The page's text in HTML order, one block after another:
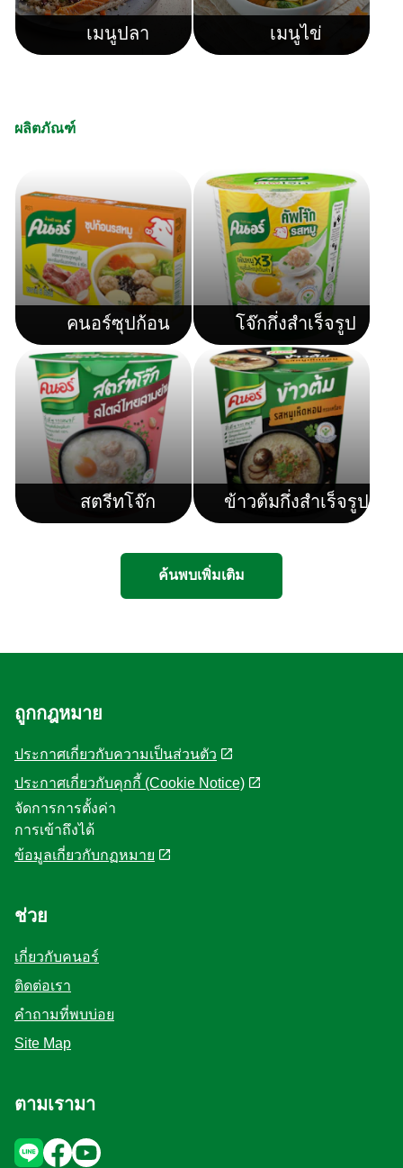
เมนูปลา เมนูไข่
ผลิตภัณฑ์
คนอร์ซุปก้อน โจ๊กกึ่งสำเร็จรูป
สตรีทโจ๊ก ข้าวต้มกึ่งสำเร็จรูป
ค้นพบเพิ่มเติม
ถูกกฎหมาย
ประกาศเกี่ยวกับความเป็นส่วนตัว
ประกาศเกี่ยวกับคุกกี้ (Cookie Notice)
จัดการการตั้งค่า
การเข้าถึงได้
ข้อมูลเกี่ยวกับกฏหมาย
ช่วย
เกี่ยวกับคนอร์
ติดต่อเรา
คำถามที่พบบ่อย
Site Map
ตามเรามา